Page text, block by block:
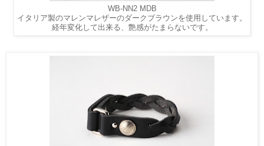
WB-NN2 MDB
イタリア製のマレンマレザーのダークブラウンを使用しています。
経年変化して出来る、艶感がたまらないです。